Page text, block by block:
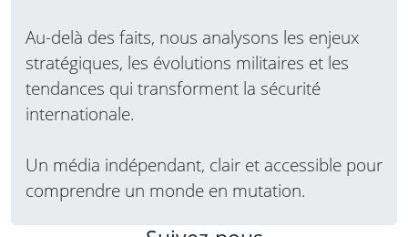
Au-delà des faits, nous analysons les enjeux
stratégiques, les évolutions militaires et les
tendances qui transforment la sécurité
internationale.
Un média indépendant, clair et accessible pour
comprendre un monde en mutation.